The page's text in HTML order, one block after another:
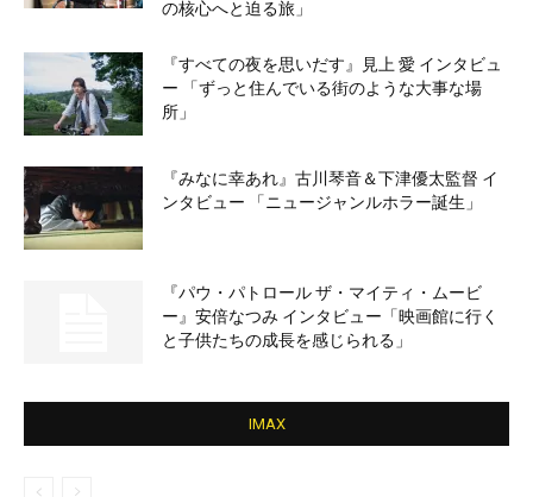
の核心へと迫る旅」
『すべての夜を思いだす』見上 愛 インタビュ
ー 「ずっと住んでいる街のような大事な場
所」
『みなに幸あれ』古川琴音＆下津優太監督 イ
ンタビュー 「ニュージャンルホラー誕生」
『パウ・パトロール ザ・マイティ・ムービ
ー』安倍なつみ インタビュー「映画館に行く
と子供たちの成長を感じられる」
IMAX